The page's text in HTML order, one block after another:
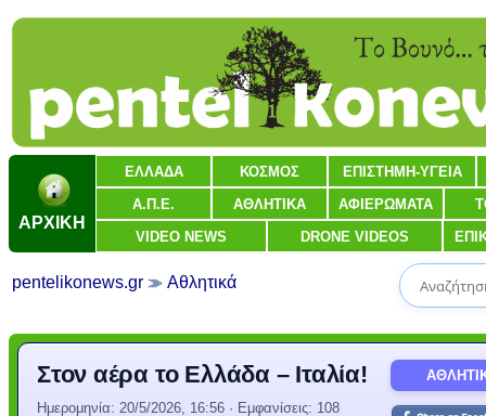
ΑΡΧΙΚΗ
ΕΛΛΑΔΑ ΚΟΣΜΟΣ ΕΠΙΣΤΗΜΗ-ΥΓΕΙΑ
Α.Π.Ε. ΑΘΛΗΤΙΚΑ ΑΦΙΕΡΩΜΑΤΑ
VIDEO NEWS DRONE VIDEOS
pentelikonews.gr Αθλητικά
Στον αέρα το Ελλάδα – Ιταλία!
Ημερομηνία: 20/5/2026, 16:56 · Εμφανίσεις: 108